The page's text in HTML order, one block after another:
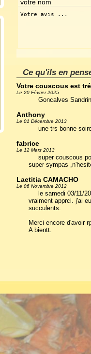
Ce qu'ils en
Votre couscous est
Le 20 Février 2025
Goncalves
Anthony
Le 01 Décembre 2013
une trs bonne
fabrice
Le 12 Mars 2013
super couscous
super sympas
Laetitia CAMACHO
Le 06 Novembre 2012
le samedi 03/11/
vraiment apprci. j'ai
succulents.
Merci encore d'avoir
A bientt.